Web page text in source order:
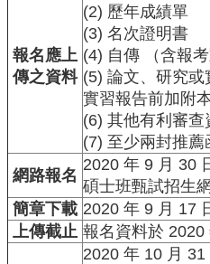
生
專
區
碩
博
士
報名應上
傳之資料
(2) 歷年成績單
(3) 名次證明書
(4) 自傳 （含報考
(5) 論文、研究
實習報告前加附
(6) 其他有利審
(7) 至少兩封推薦
網路報名
2020 年 9 月 30
碩士班甄試招生
簡章下載 2020 年 9 月 17
上傳截止 報名資料於
2020 年 10 月 31